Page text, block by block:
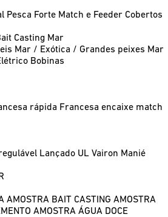
Pesca Forte Match e Feeder Cobertos
Casting Mar
Mar / Exótica / Grandes peixes Mar
Bobinas
rápida Francesa encaixe match
Lançado UL Vairon Manié
AMOSTRA BAIT CASTING AMOSTRA
AMOSTRA ÁGUA DOCE